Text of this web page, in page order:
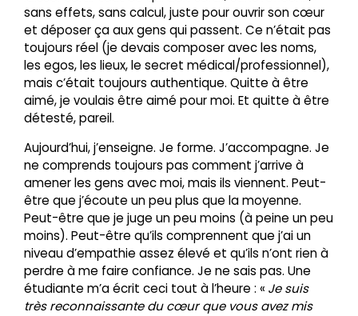
sans effets, sans calcul, juste pour ouvrir son cœur
et déposer ça aux gens qui passent. Ce n’était pas
toujours réel (je devais composer avec les noms,
les egos, les lieux, le secret médical/professionnel),
mais c’était toujours authentique. Quitte à être
aimé, je voulais être aimé pour moi. Et quitte à être
détesté, pareil.
Aujourd’hui, j’enseigne. Je forme. J’accompagne. Je
ne comprends toujours pas comment j’arrive à
amener les gens avec moi, mais ils viennent. Peut-
être que j’écoute un peu plus que la moyenne.
Peut-être que je juge un peu moins (à peine un peu
moins). Peut-être qu’ils comprennent que j’ai un
niveau d’empathie assez élevé et qu’ils n’ont rien à
perdre à me faire confiance. Je ne sais pas. Une
étudiante m’a écrit ceci tout à l’heure : « Je suis
très reconnaissante du cœur que vous avez mis